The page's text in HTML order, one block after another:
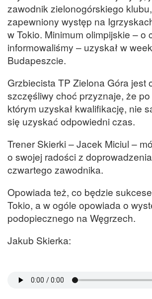
zawodnik zielonogórskiego
zapewniony występ na
w Tokio. Minimum olimpijskie – o
informowaliśmy – uzyskał w
Budapeszcie.
Grzbiecista TP Zielona Góra jest
szczęśliwy choć przyznaje, że
którym uzyskał kwalifikację, nie
się uzyskać odpowiedni czas.
Trener Skierki – Jacek Miciul –
o swojej radości z
czwartego zawodnika.
Opowiada też, co będzie
Tokio, a w ogóle opowiada o
podopiecznego na Węgrzech.
Jakub Skierka: